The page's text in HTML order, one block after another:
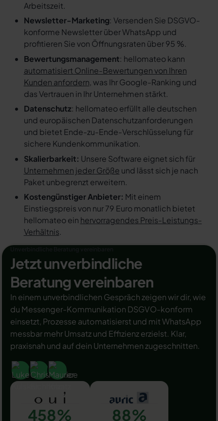
Arbeitszeit.
Newsletter-Marketing: Versenden Sie DSGVO-
konforme Newsletter über WhatsApp und
profitieren Sie von Öffnungsraten über 95 %.
Bewertungsmanagement: hellomateo kann
automatisiert Online-Bewertungen von Ihren
Kunden anfordern, was Ihr Google-Ranking und
das Vertrauen in Ihr Unternehmen stärkt.
Datenschutz: hellomateo erfüllt alle deutschen
und europäischen Datenschutzanforderungen
und bietet Ende-zu-Ende-Verschlüsselung für
sichere Kundenkommunikation.
Skalierbarkeit: Unsere Software eignet sich für
Unternehmen jeder Größe und lässt sich je nach
Paket unbegrenzt erweitern.
Kostengünstiger Anbieter: Mit einem
Einstiegspreis von nur 79 Euro monatlich bietet
hellomateo ein hervorragendes Preis-Leistungs-
Verhältnis.
Jetzt unverbindliche
Beratung vereinbaren
In einem unverbindlichen Gespräch zeigen wir dir, wie
du Messenger-Kommunikation DSGVO-konform
einsetzt, Prozesse automatisierst und mit WhatsApp
messbar mehr Umsatz und Effizienz erzielst. Klar,
praxisnah und auf dein Unternehmen zugeschnitten.
458% 88%